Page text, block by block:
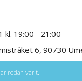
19:00 - 21:00
6, 90730
redan varit.